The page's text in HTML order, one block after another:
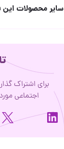
سایر محصولات این
برای اشتراک
اجتماعی